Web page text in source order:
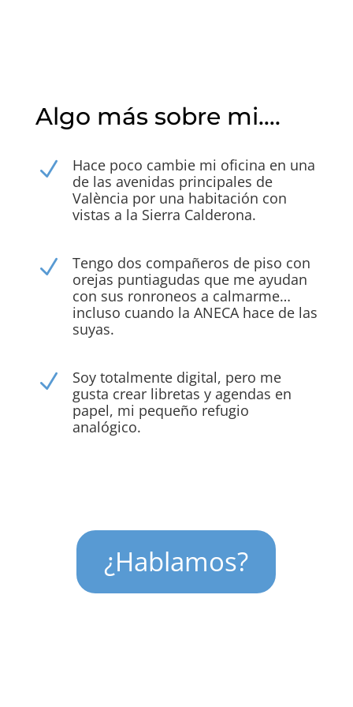
Algo más sobre mi….
N
Hace poco cambie mi oficina en una
de las avenidas principales de
València por una habitación con
vistas a la Sierra Calderona.
N
Tengo dos compañeros de piso con
orejas puntiagudas que me ayudan
con sus ronroneos a calmarme…
incluso cuando la ANECA hace de las
suyas.
N
Soy totalmente digital, pero me
gusta crear libretas y agendas en
papel, mi pequeño refugio
analógico.
¿Hablamos?